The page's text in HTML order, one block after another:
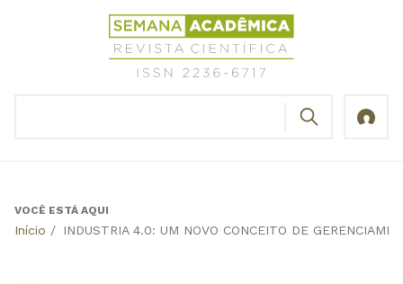
Revista
Científica
Semana
Back
VOCÊ ESTÁ AQUI
Início / INDUSTRIA 4.0: UM NOVO CONCEITO DE